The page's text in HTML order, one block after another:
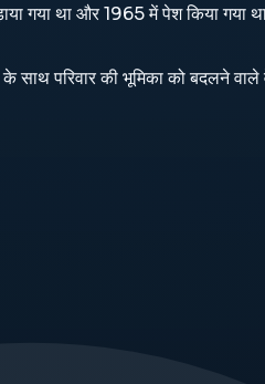
गया था और 1965 में पेश किया
साथ परिवार की भूमिका को बदलने